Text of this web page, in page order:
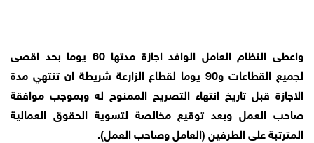
واعطى النظام العامل الوافد اجازة مدتها 60 يوما بحد اقصى
لجميع القطاعات و90 يوما لقطاع الزارعة شريطة ان تنتهي مدة
الاجازة قبل تاريخ انتهاء التصريح الممنوح له وبموجب موافقة
صاحب العمل وبعد توقيع مخالصة لتسوية الحقوق العمالية
المترتبة على الطرفين (العامل وصاحب العمل).